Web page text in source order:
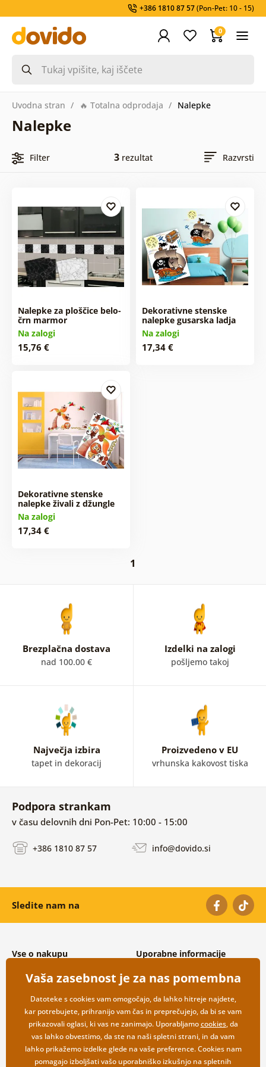
+386 1810 87 57(Pon-Pet: 10 - 15)
0
Uvodna stran 🔥 Totalna odprodaja Nalepke
Nalepke
Filter 3rezultat Razvrsti
Nalepke za ploščice belo-
črn marmor
Na zalogi
15,76 €
Dekorativne stenske
nalepke gusarska ladja
Na zalogi
17,34 €
Dekorativne stenske
nalepke živali z džungle
Na zalogi
17,34 €
1
Brezplačna dostava
nad 100.00 €
Izdelki na zalogi
pošljemo takoj
Največja izbira
tapet in dekoracij
Proizvedeno v EU
vrhunska kakovost tiska
Podpora strankam
v času delovnih dni Pon-Pet: 10:00 - 15:00
+386 1810 87 57 info@dovido.si
Sledite nam na
Vse o nakupu
Splošni in reklamacijski pogoji
Varovanje osebnih podatkov
Možnosti dostave in plačila
Vračilo blaga
Uporabne informacije
Pogosto zastavljena vprašanja
Kontakti
Veleprodaja
Vaša zasebnost je za nas pomembna
Datoteke s cookies vam omogočajo, da lahko hitreje najdete,
kar potrebujete, prihranijo vam čas in preprečujejo, da bi se vam
prikazovali oglasi, ki vas ne zanimajo. Uporabljamocookies, da
vas lahko obvestimo, da ste na naši spletni strani, in da vam
lahko prikažemo izdelke glede na vaše preference. Cookies nam
pomagajo izboljšati vašo uporabniško izkušnjo na spletnih